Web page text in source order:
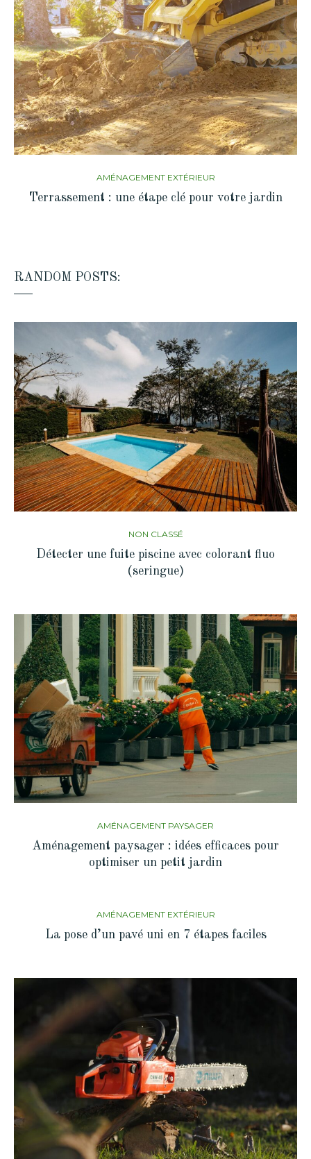
AMÉNAGEMENT EXTÉRIEUR
Terrassement : une étape clé pour votre jardin
RANDOM POSTS:
NON CLASSÉ
Détecter une fuite piscine avec colorant fluo
(seringue)
AMÉNAGEMENT PAYSAGER
Aménagement paysager : idées efficaces pour
optimiser un petit jardin
AMÉNAGEMENT EXTÉRIEUR
La pose d’un pavé uni en 7 étapes faciles